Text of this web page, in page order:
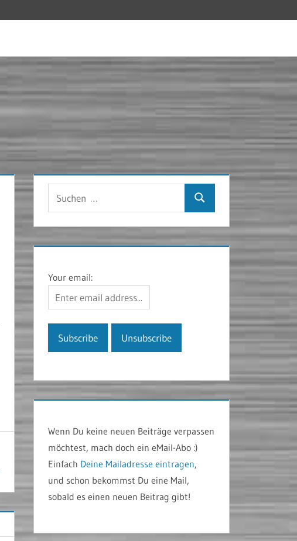
Suchen
Your email:
Wenn Du keine neuen Beiträge verpassen
möchtest, mach doch ein eMail-Abo :)
Einfach Deine Mailadresse eintragen,
und schon bekommst Du eine Mail,
sobald es einen neuen Beitrag gibt!